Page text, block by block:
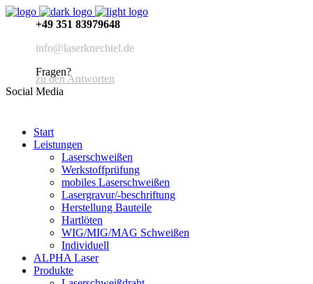
+49 351 83979648
info@laserknechtel.de
Fragen?
zu den Antworten
Social Media
Start
Leistungen
Laserschweißen
Werkstoffprüfung
mobiles Laserschweißen
Lasergravur/-beschriftung
Herstellung Bauteile
Hartlöten
WIG/MIG/MAG Schweißen
Individuell
ALPHA Laser
Produkte